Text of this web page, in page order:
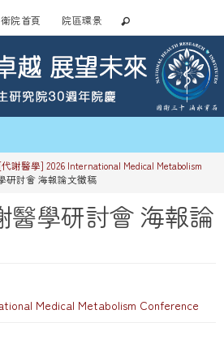
院首頁 院區環景
[代謝醫學] 2026 International Medical Metabolism
研討會 海報論文徵稿
醫學研討會 海報論
Medical Metabolism Conference